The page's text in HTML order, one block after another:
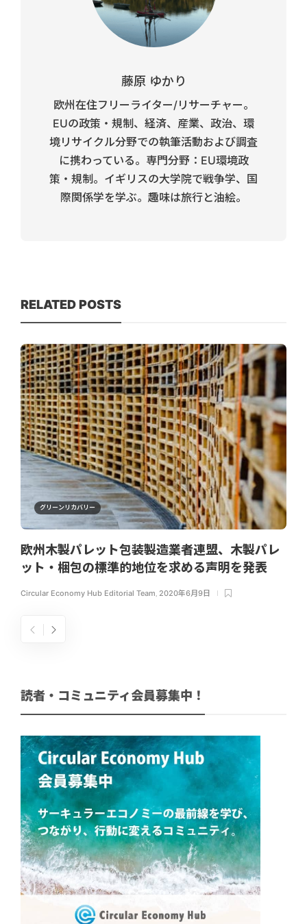
藤原 ゆかり
欧州在住フリーライター/リサーチャー。
EUの政策・規制、経済、産業、政治、環
境リサイクル分野での執筆活動および調査
に携わっている。専門分野：EU環境政
策・規制。イギリスの大学院で戦争学、国
際関係学を学ぶ。趣味は旅行と油絵。
RELATED POSTS
グリーンリカバリー
欧州木製パレット包装製造業者連盟、木製パレ
ット・梱包の標準的地位を求める声明を発表
Circular Economy Hub Editorial Team, 2020年6月9日
読者・コミュニティ会員募集中！